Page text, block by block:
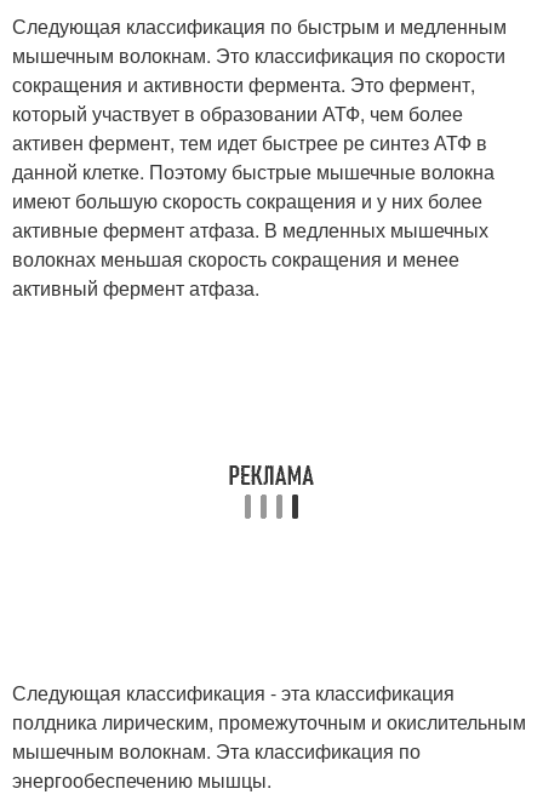
Следующая классификация по быстрым и медленным
мышечным волокнам. Это классификация по скорости
сокращения и активности фермента. Это фермент,
который участвует в образовании АТФ, чем более
активен фермент, тем идет быстрее ре синтез АТФ в
данной клетке. Поэтому быстрые мышечные волокна
имеют большую скорость сокращения и у них более
активные фермент атфаза. В медленных мышечных
волокнах меньшая скорость сокращения и менее
активный фермент атфаза.
Следующая классификация - эта классификация
полдника лирическим, промежуточным и окислительным
мышечным волокнам. Эта классификация по
энергообеспечению мышцы.